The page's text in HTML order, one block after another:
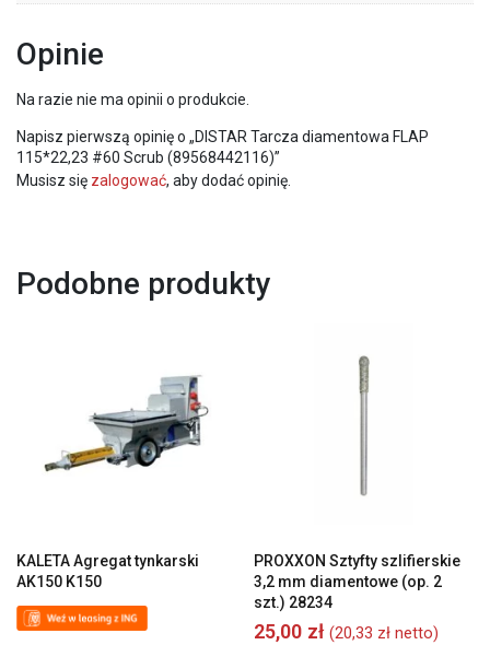
Opinie
Na razie nie ma opinii o produkcie.
Napisz pierwszą opinię o „DISTAR Tarcza diamentowa FLAP
115*22,23 #60 Scrub (89568442116)”
Musisz się zalogować, aby dodać opinię.
Podobne produkty
KALETA Agregat tynkarski
AK150 K150
PROXXON Sztyfty szlifierskie
3,2 mm diamentowe (op. 2
szt.) 28234
25,00 zł (20,33 zł netto)